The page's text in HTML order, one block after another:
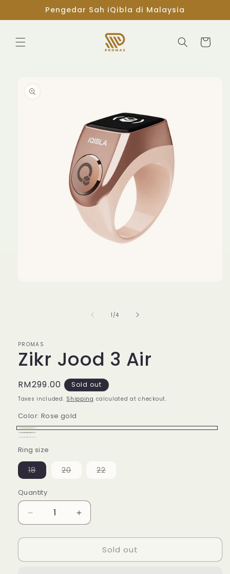
content
Pengedar Sah iQibla di Malaysia
Cart
information
1 /of
4
PROMAS
Zikr Jood 3 Air
Regular
price
RM299.00 Sold out
Taxes included. Shipping calculated at checkout.
Color: Rose gold
Rose
gold
Variant
sold
out
or
unavailable
Dark
Grey
Variant
sold
out
or
unavailable
out
unavailable
Ring size
18Variant
sold
or
unavailable
20Variant
unavailable
22Variant
Quantity
Quantity
Decrease
quantity
for
Jood
Increase
quantity
for
Jood
Sold out